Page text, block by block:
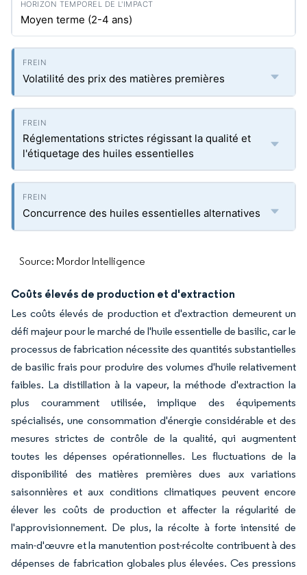
Moyen terme (2-4 ans)
Volatilité des prix des matières premières
Réglementations strictes régissant la qualité et
l'étiquetage des huiles essentielles
Concurrence des huiles essentielles alternatives
Source: Mordor Intelligence
Coûts élevés de production et d'extraction
Les coûts élevés de production et d'extraction demeurent un
défi majeur pour le marché de l'huile essentielle de basilic, car le
processus de fabrication nécessite des quantités substantielles
de basilic frais pour produire des volumes d'huile relativement
faibles. La distillation à la vapeur, la méthode d'extraction la
plus couramment utilisée, implique des équipements
spécialisés, une consommation d'énergie considérable et des
mesures strictes de contrôle de la qualité, qui augmentent
toutes les dépenses opérationnelles. Les fluctuations de la
disponibilité des matières premières dues aux variations
saisonnières et aux conditions climatiques peuvent encore
élever les coûts de production et affecter la régularité de
l'approvisionnement. De plus, la récolte à forte intensité de
main-d'œuvre et la manutention post-récolte contribuent à des
dépenses de fabrication globales plus élevées. Ces pressions